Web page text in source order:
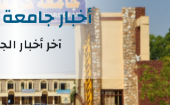
أخبار
آخر أخبار